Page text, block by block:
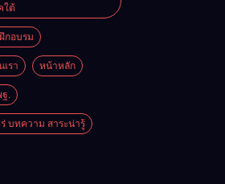
ใต้
กอบรม
เรา หน้าหลัก
.
ร่ บทความ สาระน่ารู้